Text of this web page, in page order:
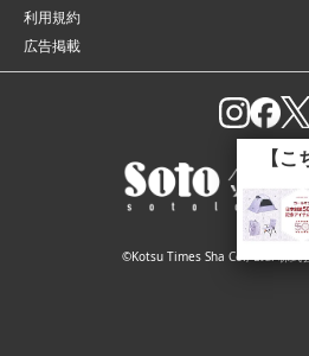
【
利用規約
広告掲載
©Kotsu Times Sha Co., Ltd. 株式